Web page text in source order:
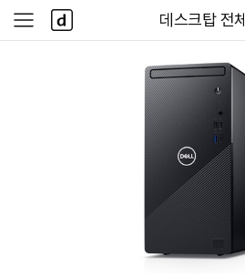
다나와
데스크탑 전체
사
이
다
나
와